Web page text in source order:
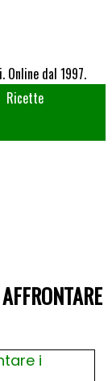
dal 1997.
Ricette